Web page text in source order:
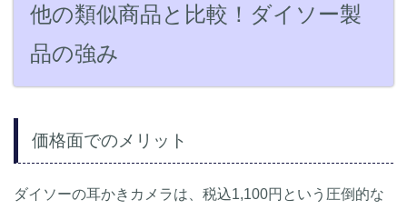
他の類似商品と比較！ダイソー製
品の強み
価格面でのメリット
ダイソーの耳かきカメラは、税込1,100円という圧倒的な